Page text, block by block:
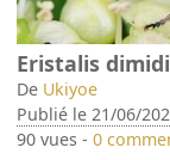
Eristalis
De Ukiyoe
Publié le 21/06/
90 vues -0